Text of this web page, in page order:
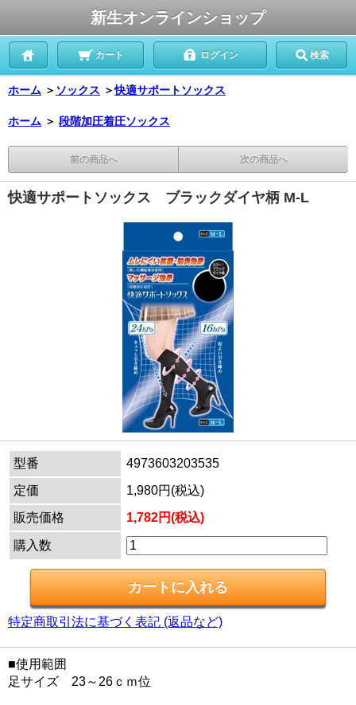
新生オンラインショップ
カート ログイン 検索
ホーム ＞ ソックス ＞快適サポートソックス
ホーム ＞ 段階加圧着圧ソックス
前の商品へ 次の商品へ
快適サポートソックス ブラックダイヤ柄 M-L
型番
4973603203535
定価
1,980円(税込)
販売価格
1,782円(税込)
購入数
特定商取引法に基づく表記 (返品など)
■使用範囲
足サイズ 23～26ｃｍ位